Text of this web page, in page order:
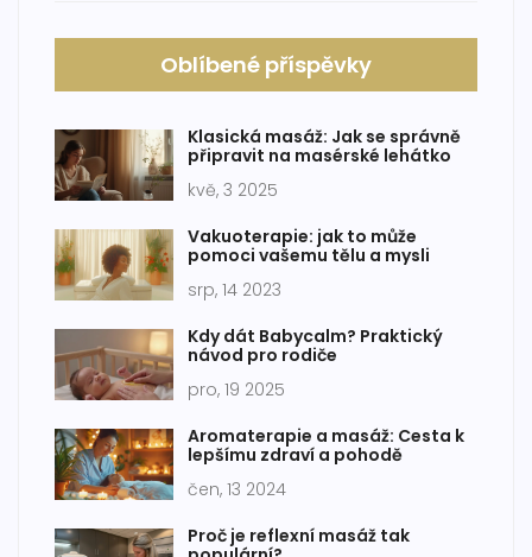
Oblíbené příspěvky
Klasická masáž: Jak se správně
připravit na masérské lehátko
kvě, 3 2025
Vakuoterapie: jak to může
pomoci vašemu tělu a mysli
srp, 14 2023
Kdy dát Babycalm? Praktický
návod pro rodiče
pro, 19 2025
Aromaterapie a masáž: Cesta k
lepšímu zdraví a pohodě
čen, 13 2024
Proč je reflexní masáž tak